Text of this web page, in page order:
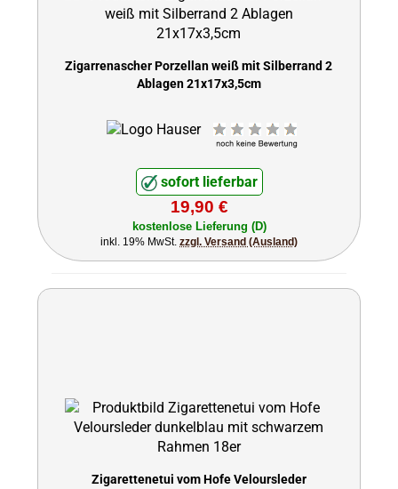
Zigarrenascher Porzellan weiß mit Silberrand 2
Ablagen 21x17x3,5cm
sofort lieferbar
19,90 €
kostenlose Lieferung (D)
inkl. 19% MwSt. zzgl. Versand (Ausland)
Zigarettenetui vom Hofe Veloursleder